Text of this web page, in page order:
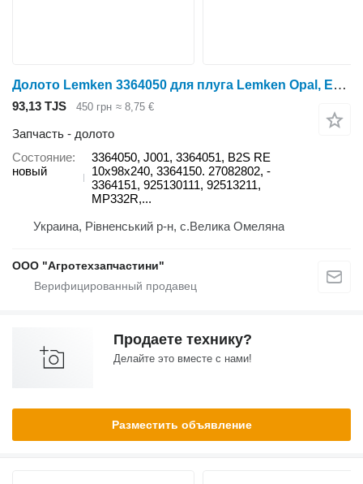
Долото Lemken 3364050 для плуга Lemken Opal, Europal, Variopal, Juwel, Diamant
93,13 TJS 450 грн ≈ 8,75 €
Запчасть - долото
Состояние
новый
3364050, J001, 3364051, B2S RE
10x98x240, 3364150. 27082802, -
3364151, 925130111, 92513211,
MP332R,...
Украина, Рівненський р-н, с.Велика Омеляна
ООО "Агротехзапчастини"
Продаете технику?
Делайте это вместе с нами!
Разместить объявление